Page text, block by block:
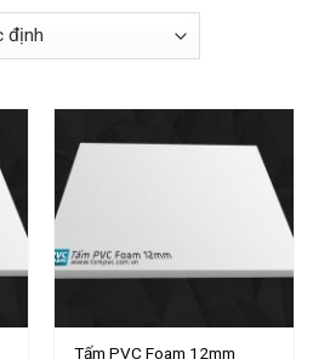
Tấm PVC Foam 12mm